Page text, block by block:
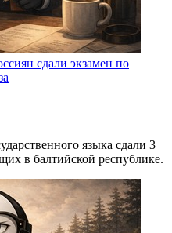
сдали экзамен по
языка сдали 3
в балтийской республике.